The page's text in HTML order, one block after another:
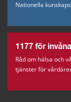
Nationella
1177 för
Råd om hälsa och
tjänster för